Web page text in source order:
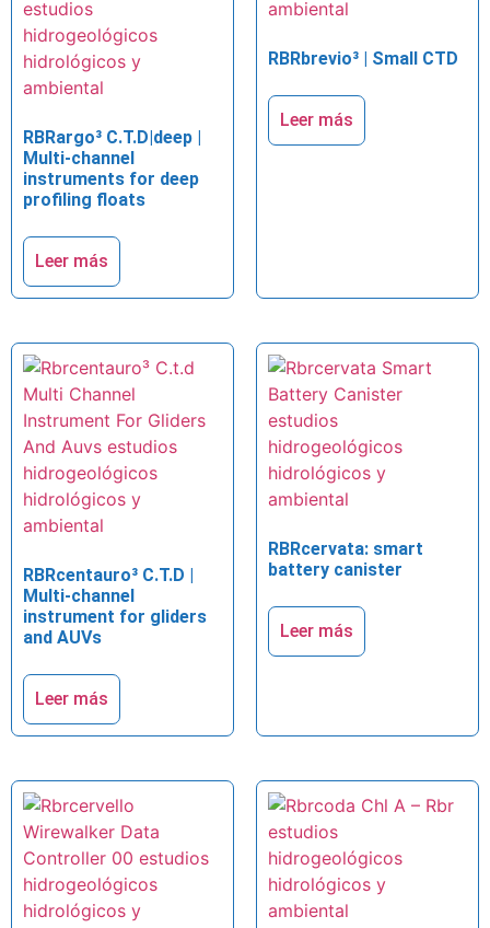
RBRargo³ C.T.D|deep |
Multi-channel
instruments for deep
profiling floats
Leer más
RBRbrevio³ | Small CTD
Leer más
RBRcentauro³ C.T.D |
Multi-channel
instrument for gliders
and AUVs
Leer más
RBRcervata: smart
battery canister
Leer más